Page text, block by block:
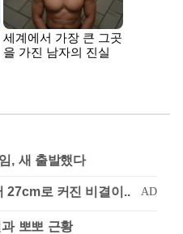
, 새 출발했다
뽀뽀 근황